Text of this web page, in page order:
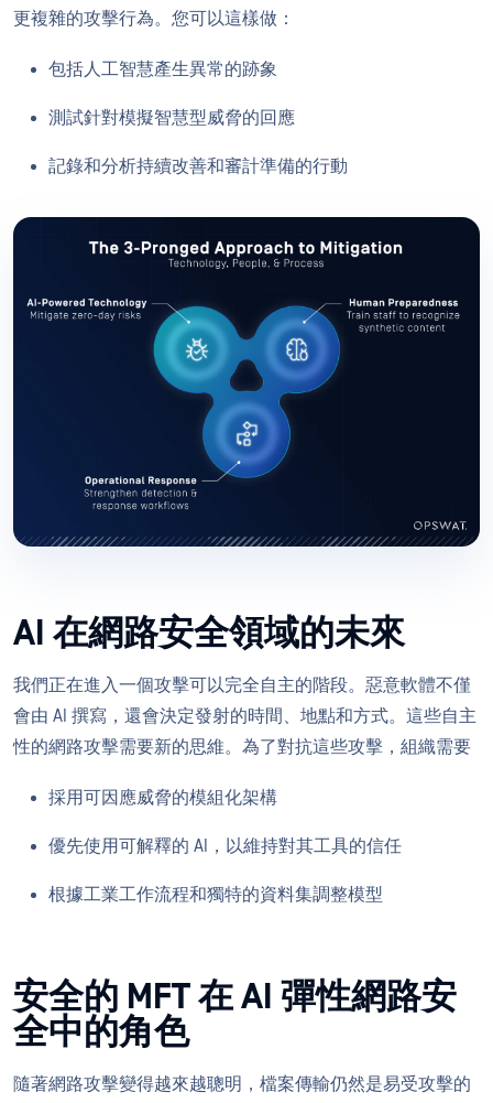
更複雜的攻擊行為。您可以這樣做：
包括人工智慧產生異常的跡象
測試針對模擬智慧型威脅的回應
記錄和分析持續改善和審計準備的行動
AI 在網路安全領域的未來
我們正在進入一個攻擊可以完全自主的階段。惡意軟體不僅
會由 AI 撰寫，還會決定發射的時間、地點和方式。這些自主
性的網路攻擊需要新的思維。為了對抗這些攻擊，組織需要
採用可因應威脅的模組化架構
優先使用可解釋的 AI，以維持對其工具的信任
根據工業工作流程和獨特的資料集調整模型
安全的 MFT 在 AI 彈性網路安
全中的角色
隨著網路攻擊變得越來越聰明，檔案傳輸仍然是易受攻擊的